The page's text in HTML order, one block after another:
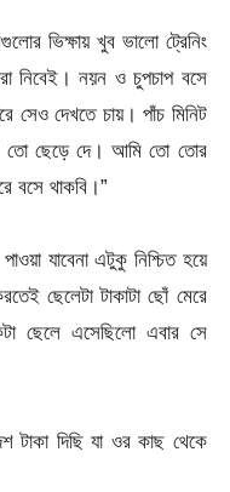
ভিক্ষায় খুব ভালো ট্রেনিং
নিবেই। নয়ন ও চুপচাপ বসে
সেও দেখতে চায়। পাঁচ মিনিট
তো ছেড়ে দে। আমি তো তোর
বসে থাকবি।”
যাবেনা এটুকু নিশ্চিত হয়ে
ছেলেটা টাকাটা ছোঁ মেরে
ছেলে এসেছিলো এবার সে
দিছি যা ওর কাছ থেকে